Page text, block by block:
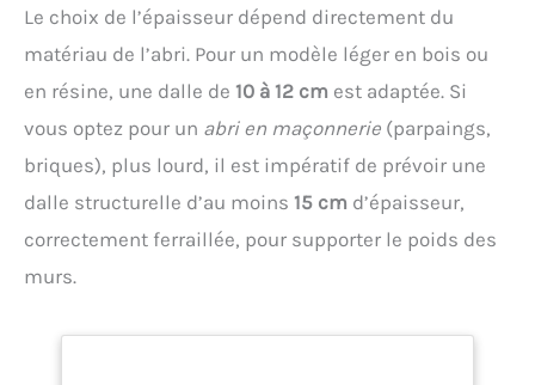
Le choix de l’épaisseur dépend directement du
matériau de l’abri. Pour un modèle léger en bois ou
en résine, une dalle de 10 à 12 cm est adaptée. Si
vous optez pour un abri en maçonnerie (parpaings,
briques), plus lourd, il est impératif de prévoir une
dalle structurelle d’au moins 15 cm d’épaisseur,
correctement ferraillée, pour supporter le poids des
murs.